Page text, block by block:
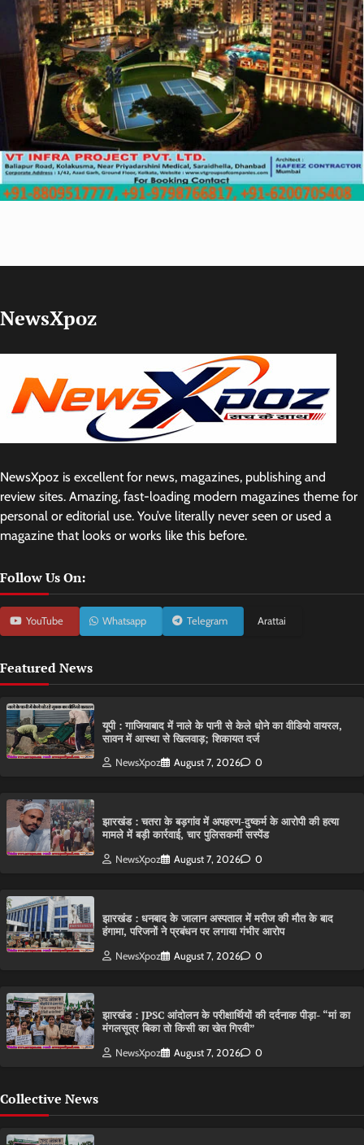
NewsXpoz
NewsXpoz is excellent for news, magazines, publishing and
review sites. Amazing, fast-loading modern magazines theme for
personal or editorial use. You’ve literally never seen or used a
magazine that looks or works like this before.
Follow Us On:
YouTube Whatsapp Telegram Arattai
Featured News
यूपी : गाजियाबाद में नाले के पानी से केले धोने का वीडियो वायरल,
सावन में आस्था से खिलवाड़; शिकायत दर्ज
NewsXpoz August 7, 2026 0
झारखंड : चतरा के बड़गांव में अपहरण-दुष्कर्म के आरोपी की हत्या
मामले में बड़ी कार्रवाई, चार पुलिसकर्मी सस्पेंड
NewsXpoz August 7, 2026 0
झारखंड : धनबाद के जालान अस्पताल में मरीज की मौत के बाद
हंगामा, परिजनों ने प्रबंधन पर लगाया गंभीर आरोप
NewsXpoz August 7, 2026 0
झारखंड : JPSC आंदोलन के परीक्षार्थियों की दर्दनाक पीड़ा- “मां का
मंगलसूत्र बिका तो किसी का खेत गिरवी”
NewsXpoz August 7, 2026 0
Collective News